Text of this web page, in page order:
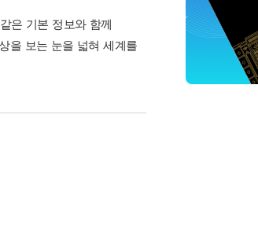
은 기본 정보와 함께
을 보는 눈을 넓혀 세계를